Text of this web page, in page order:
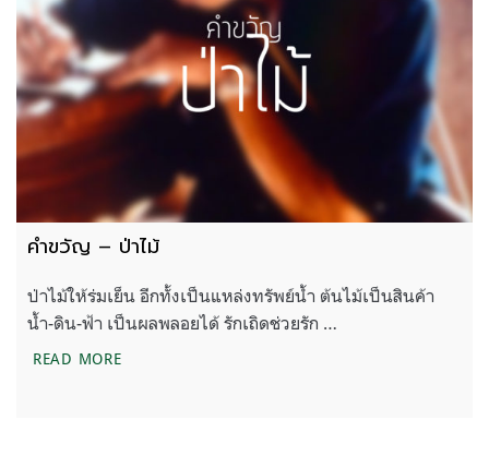
คำขวัญ – ป่าไม้
ป่าไม้ให้ร่มเย็น อีกทั้งเป็นแหล่งทรัพย์น้ำ ต้นไม้เป็นสินค้า
น้ำ-ดิน-ฟ้า เป็นผลพลอยได้ รักเถิดช่วยรัก …
READ MOREคำขวัญ – ป่าไม้